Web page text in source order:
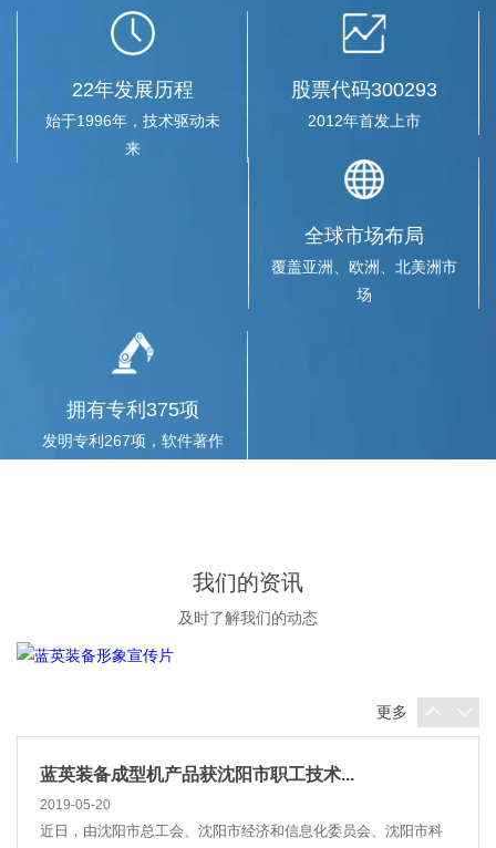
22年发展历程
始于1996年，技术驱动未
来
股票代码300293
2012年首发上市
全球市场布局
覆盖亚洲、欧洲、北美洲市
场
拥有专利375项
发明专利267项，软件著作
我们的资讯
及时了解我们的动态
2019年4月9日，辽宁省商务厅副厅长王广利一行走访蓝英集团沈
辽宁上市公司协会20余家会员企业赴蓝...
蓝英装备召开，辽宁省20余家上市公司董秘、证券...
2019年6月19日，蓝英装备与沈阳工业大学机械工程学院、电气工
程学院正式签署战略合作协议，共同建立研究生培...
蓝英装备成型机产品获沈阳市职工技术...
近日，由沈阳市总工会、沈阳市经济和信息化委员会、沈阳市科
学技术局在全市开展的职工技术创新成果、重大技...
更多